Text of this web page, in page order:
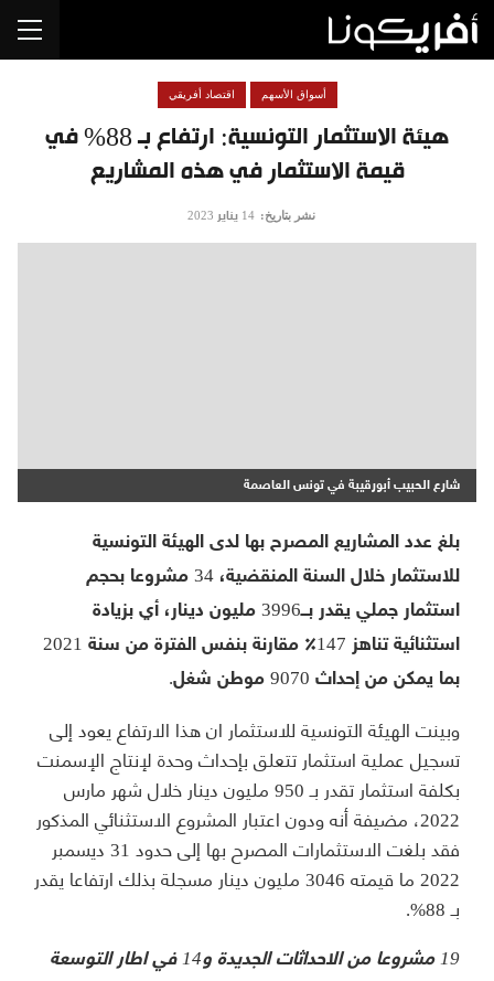
هيئة الاستثمار التونسية: ارتفاع بـ 88% في
قيمة الاستثمار في هذه المشاريع
أسواق الأسهم اقتصاد أفريقي
نشر بتاريخ: 14 يناير 2023
شارع الحبيب أبورقيبة في تونس العاصمة
بلغ عدد المشاريع المصرح بها لدى الهيئة التونسية
للاستثمار خلال السنة المنقضية، 34 مشروعا بحجم
استثمار جملي يقدر بــ3996 مليون دينار، أي بزيادة
استثنائية تناهز 147٪ مقارنة بنفس الفترة من سنة 2021
بما يمكن من إحداث 9070 موطن شغل.
وبينت الهيئة التونسية للاستثمار ان هذا الارتفاع يعود إلى
تسجيل عملية استثمار تتعلق بإحداث وحدة لإنتاج الإسمنت
بكلفة استثمار تقدر بـ 950 مليون دينار خلال شهر مارس
2022، مضيفة أنه ودون اعتبار المشروع الاستثنائي المذكور
فقد بلغت الاستثمارات المصرح بها إلى حدود 31 ديسمبر
2022 ما قيمته 3046 مليون دينار مسجلة بذلك ارتفاعا يقدر
بـ 88%.
19 مشروعا من الاحداثات الجديدة و14 في اطار التوسعة